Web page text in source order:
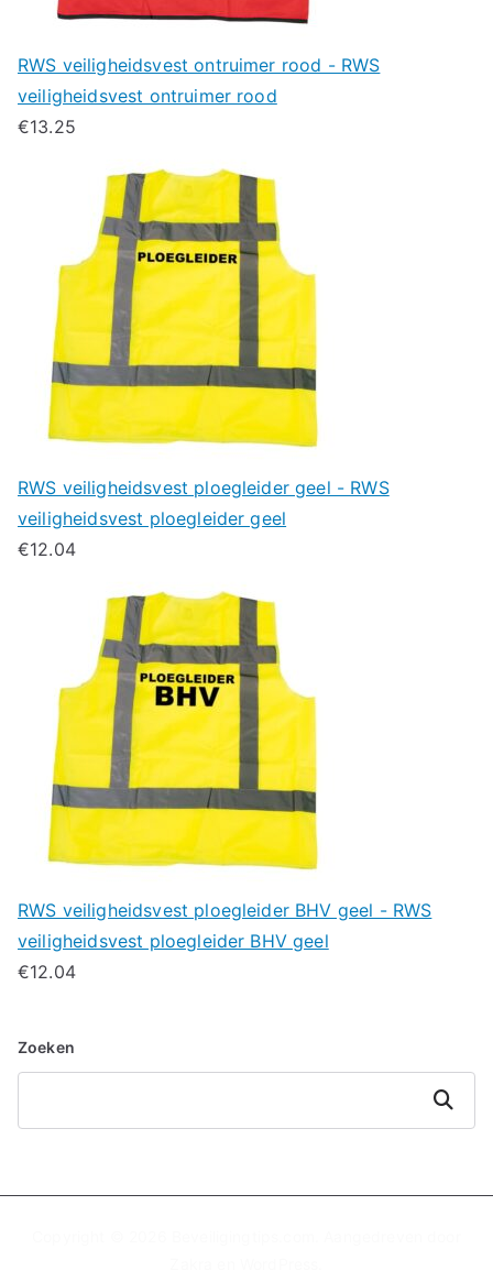
RWS veiligheidsvest ontruimer rood - RWS
veiligheidsvest ontruimer rood
€13.25
RWS veiligheidsvest ploegleider geel - RWS
veiligheidsvest ploegleider geel
€12.04
RWS veiligheidsvest ploegleider BHV geel - RWS
veiligheidsvest ploegleider BHV geel
€12.04
Zoeken
Zoeken